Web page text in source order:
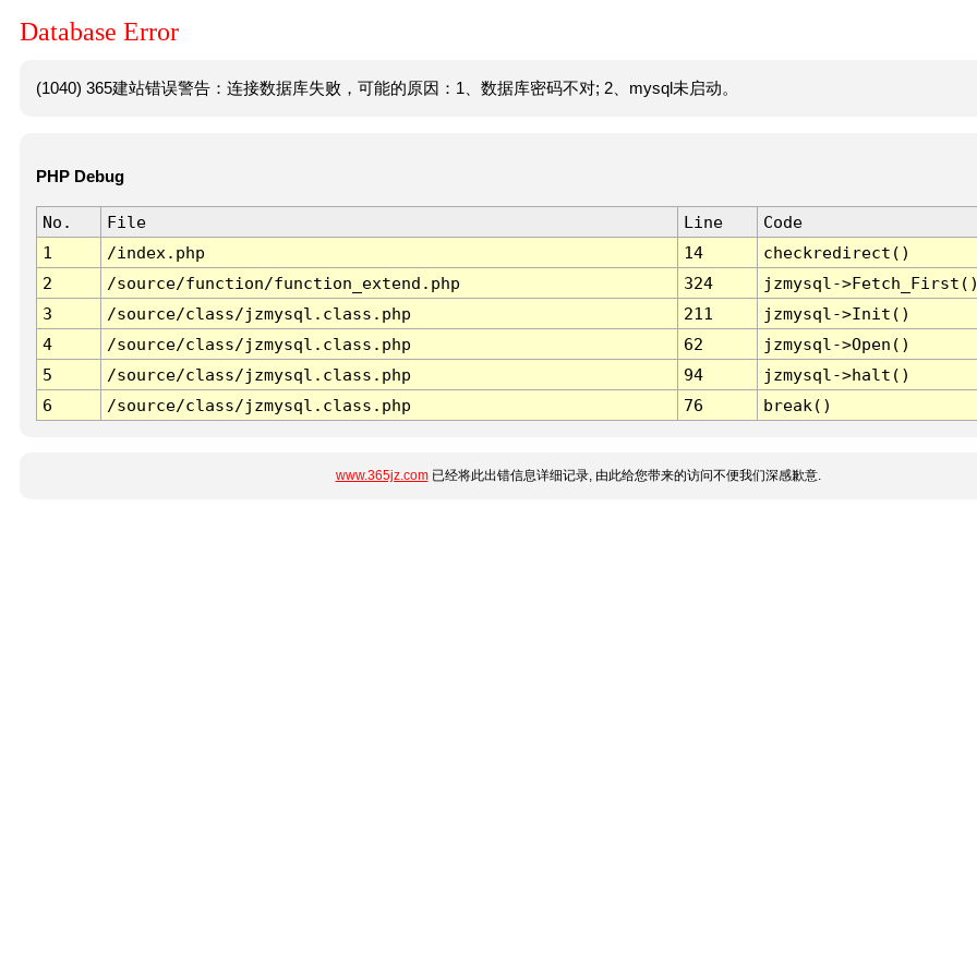
Database Error
(1040) 365建站错误警告：连接数据库失败，可能的原因：1、数据库密码不对; 2、mysql未启动。
PHP Debug
No. File Line
Code
1
/index.php 14
checkredirect()
2
/source/function/function_extend.php 324
jzmysql-
3
/source/class/jzmysql.class.php 211
jzmysql->Init()
4
/source/class/jzmysql.class.php 62
jzmysql->Open()
5
/source/class/jzmysql.class.php 94
jzmysql->halt()
6
/source/class/jzmysql.class.php 76 break()
www.365jz.com已经将此出错信息详细记录, 由此给您带来的访问不便我们深感歉意.